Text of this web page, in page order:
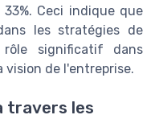
Ceci indique que
les stratégies de
significatif dans
vision de l'entreprise.
travers les